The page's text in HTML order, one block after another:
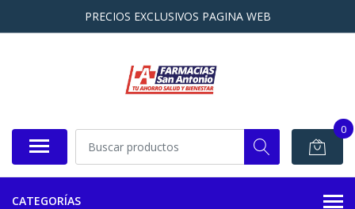
PRECIOS EXCLUSIVOS PAGINA WEB
0
CATEGORÍAS